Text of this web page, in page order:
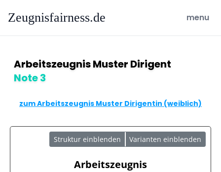
Zeugnisfairness.de open
menu
Arbeitszeugnis Muster Dirigent
Note 3
zum Arbeitszeugnis Muster Dirigentin (weiblich)
Struktur einblenden Varianten einblenden
Arbeitszeugnis